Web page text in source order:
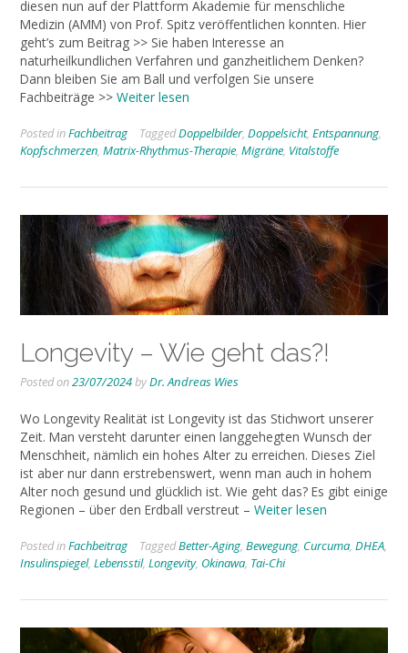
diesen nun auf der Plattform Akademie für menschliche
Medizin (AMM) von Prof. Spitz veröffentlichen konnten. Hier
geht’s zum Beitrag >> Sie haben Interesse an
naturheilkundlichen Verfahren und ganzheitlichem Denken?
Dann bleiben Sie am Ball und verfolgen Sie unsere
Fachbeiträge >> Weiter lesen
Posted inFachbeitrag TaggedDoppelbilder, Doppelsicht, Entspannung,
Kopfschmerzen, Matrix-Rhythmus-Therapie, Migräne, Vitalstoffe
Longevity – Wie geht das?!
Posted on23/07/2024byDr. Andreas Wies
Wo Longevity Realität ist Longevity ist das Stichwort unserer
Zeit. Man versteht darunter einen langgehegten Wunsch der
Menschheit, nämlich ein hohes Alter zu erreichen. Dieses Ziel
ist aber nur dann erstrebenswert, wenn man auch in hohem
Alter noch gesund und glücklich ist. Wie geht das? Es gibt einige
Regionen – über den Erdball verstreut – Weiter lesen
Posted inFachbeitrag TaggedBetter-Aging, Bewegung, Curcuma, DHEA,
Insulinspiegel, Lebensstil, Longevity, Okinawa, Tai-Chi